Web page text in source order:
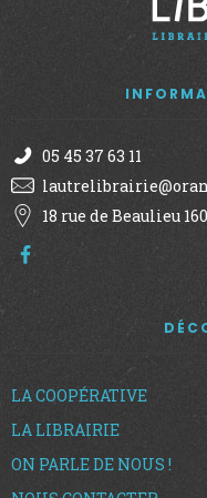
05 45 37 63 11
18 rue de Beaulieu
LA COOPÉRATIVE
LA LIBRAIRIE
ON PARLE DE NOUS !